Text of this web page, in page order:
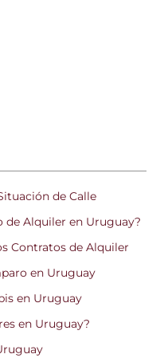
de Calle
de Alquiler en Uruguay?
Contratos de Alquiler
en Uruguay
en Uruguay
en Uruguay?